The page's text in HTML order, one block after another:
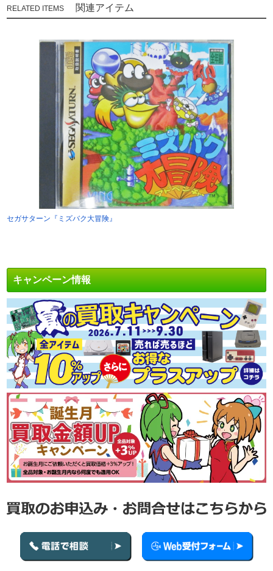
関連アイテム
セガサターン『ミズバク大冒険』
キャンペーン情報